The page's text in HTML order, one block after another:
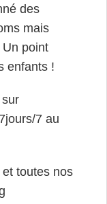
des
mais
point
enfants !
7 au
toutes nos